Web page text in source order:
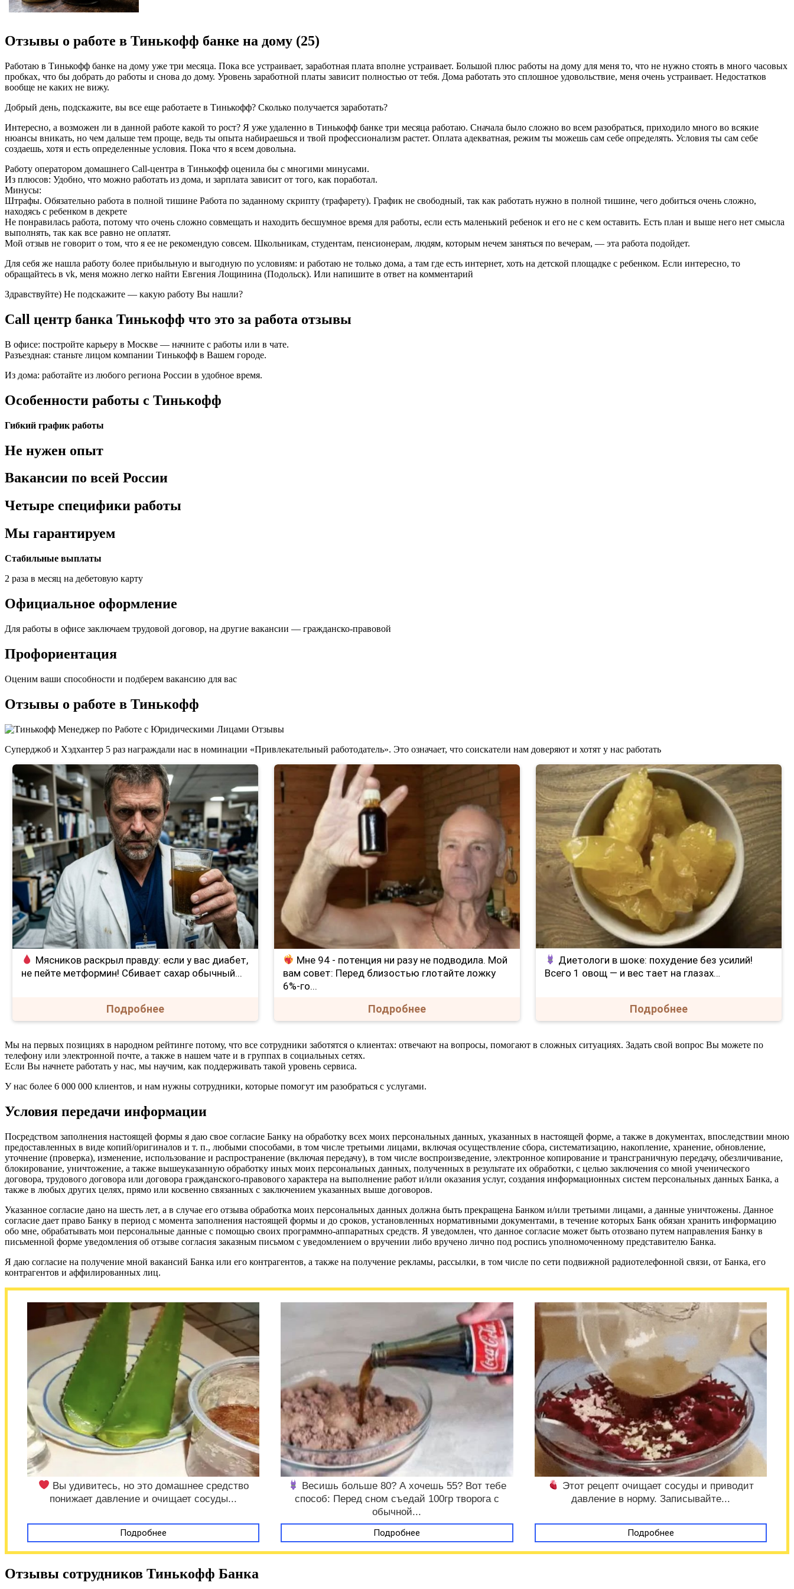
Отзывы о работе в Тинькофф банке на дому (25)
Работаю в Тинькофф банке на дому уже три месяца. Пока все устраивает, заработная плата вполне устраивает. Большой плюс работы на дому для меня то, что не нужно стоять в много часовых
пробках, что бы добрать до работы и снова до дому. Уровень заработной платы зависит полностью от тебя. Дома работать это сплошное удовольствие, меня очень устраивает. Недостатков
вообще не каких не вижу.
Добрый день, подскажите, вы все еще работаете в Тинькофф? Сколько получается заработать?
Интересно, а возможен ли в данной работе какой то рост? Я уже удаленно в Тинькофф банке три месяца работаю. Сначала было сложно во всем разобраться, приходило много во всякие
нюансы вникать, но чем дальше тем проще, ведь ты опыта набираешься и твой профессионализм растет. Оплата адекватная, режим ты можешь сам себе определять. Условия ты сам себе
создаешь, хотя и есть определенные условия. Пока что я всем довольна.
Работу оператором домашнего Call-центра в Тинькофф оценила бы с многими минусами.
Из плюсов: Удобно, что можно работать из дома, и зарплата зависит от того, как поработал.
Минусы:
Штрафы. Обязательно работа в полной тишине Работа по заданному скрипту (трафарету). График не свободный, так как работать нужно в полной тишине, чего добиться очень сложно,
находясь с ребенком в декрете
Не понравилась работа, потому что очень сложно совмещать и находить бесшумное время для работы, если есть маленький ребенок и его не с кем оставить. Есть план и выше него нет смысла
выполнять, так как все равно не оплатят.
Мой отзыв не говорит о том, что я ее не рекомендую совсем. Школьникам, студентам, пенсионерам, людям, которым нечем заняться по вечерам, — эта работа подойдет.
Для себя же нашла работу более прибыльную и выгодную по условиям: и работаю не только дома, а там где есть интернет, хоть на детской площадке с ребенком. Если интересно, то
обращайтесь в vk, меня можно легко найти Евгения Лощинина (Подольск). Или напишите в ответ на комментарий
Здравствуйте) Не подскажите — какую работу Вы нашли?
Call центр банка Тинькофф что это за работа отзывы
В офисе: постройте карьеру в Москве — начните с работы или в чате.
Разъездная: станьте лицом компании Тинькофф в Вашем городе.
Из дома: работайте из любого региона России в удобное время.
Особенности работы c Тинькофф
Гибкий график работы
Не нужен опыт
Вакансии по всей России
Четыре специфики работы
Мы гарантируем
Стабильные выплаты
2 раза в месяц на дебетовую карту
Официальное оформление
Для работы в офисе заключаем трудовой договор, на другие вакансии — гражданско-правовой
Профориентация
Оценим ваши способности и подберем вакансию для вас
Отзывы о работе в Тинькофф
Суперджоб и Хэдхантер 5 раз награждали нас в номинации «Привлекательный работодатель». Это означает, что соискатели нам доверяют и хотят у нас работать
Мясников раскрыл правду: если у вас диабет,
не пейте метформин! Сбивает сахар обычный...
Подробнее
Мне 94 - потенция ни разу не подводила. Мой
вам совет: Перед близостью глотайте ложку
6%-го...
Подробнее
Диетологи в шоке: похудение без усилий!
Всего 1 овощ — и вес тает на глазах…
Подробнее
Мы на первых позициях в народном рейтинге потому, что все сотрудники заботятся о клиентах: отвечают на вопросы, помогают в сложных ситуациях. Задать свой вопрос Вы можете по
телефону или электронной почте, а также в нашем чате и в группах в социальных сетях.
Если Вы начнете работать у нас, мы научим, как поддерживать такой уровень сервиса.
У нас более 6 000 000 клиентов, и нам нужны сотрудники, которые помогут им разобраться с услугами.
Условия передачи информации
Посредством заполнения настоящей формы я даю свое согласие Банку на обработку всех моих персональных данных, указанных в настоящей форме, а также в документах, впоследствии мною
предоставленных в виде копий/оригиналов и т. п., любыми способами, в том числе третьими лицами, включая осуществление сбора, систематизацию, накопление, хранение, обновление,
уточнение (проверка), изменение, использование и распространение (включая передачу), в том числе воспроизведение, электронное копирование и трансграничную передачу, обезличивание,
блокирование, уничтожение, а также вышеуказанную обработку иных моих персональных данных, полученных в результате их обработки, с целью заключения со мной ученического
договора, трудового договора или договора гражданского-правового характера на выполнение работ и/или оказания услуг, создания информационных систем персональных данных Банка, а
также в любых других целях, прямо или косвенно связанных с заключением указанных выше договоров.
Указанное согласие дано на шесть лет, а в случае его отзыва обработка моих персональных данных должна быть прекращена Банком и/или третьими лицами, а данные уничтожены. Данное
согласие дает право Банку в период с момента заполнения настоящей формы и до сроков, установленных нормативными документами, в течение которых Банк обязан хранить информацию
обо мне, обрабатывать мои персональные данные с помощью своих программно-аппаратных средств. Я уведомлен, что данное согласие может быть отозвано путем направления Банку в
письменной форме уведомления об отзыве согласия заказным письмом с уведомлением о вручении либо вручено лично под роспись уполномоченному представителю Банка.
Я даю согласие на получение мной вакансий Банка или его контрагентов, а также на получение рекламы, рассылки, в том числе по сети подвижной радиотелефонной связи, от Банка, его
контрагентов и аффилированных лиц.
Вы удивитесь, но это домашнее средство
понижает давление и очищает сосуды...
Подробнее
Весишь больше 80? А хочешь 55? Вот тебе
способ: Перед сном съедай 100гр творога с
обычной...
Подробнее
Этот рецепт очищает сосуды и приводит
давление в норму. Записывайте...
Подробнее
Отзывы сотрудников Тинькофф Банка